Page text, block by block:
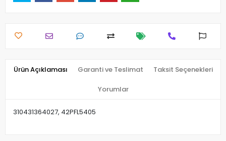
Ürün Açıklaması Garanti ve Teslimat Taksit Seçenekleri
Yorumlar
310431364027, 42PFL5405